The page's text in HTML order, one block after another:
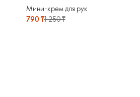
Мини-крем для рук
790 ₸1 250 ₸